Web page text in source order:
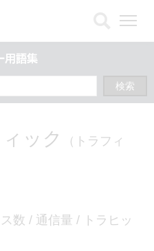
メ
を
開
ック （トラフィ
数 / 通信量 / トラヒッ